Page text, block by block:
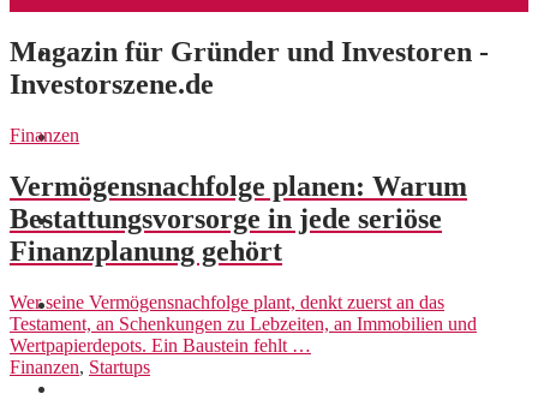
Allgemein
Startups
News
Finanzen
Magazin für Gründer und Investoren -
Investorszene.de
Finanzen
Vermögensnachfolge planen: Warum
Bestattungsvorsorge in jede seriöse
Finanzplanung gehört
Wer seine Vermögensnachfolge plant, denkt zuerst an das
Testament, an Schenkungen zu Lebzeiten, an Immobilien und
Wertpapierdepots. Ein Baustein fehlt …
Finanzen, Startups